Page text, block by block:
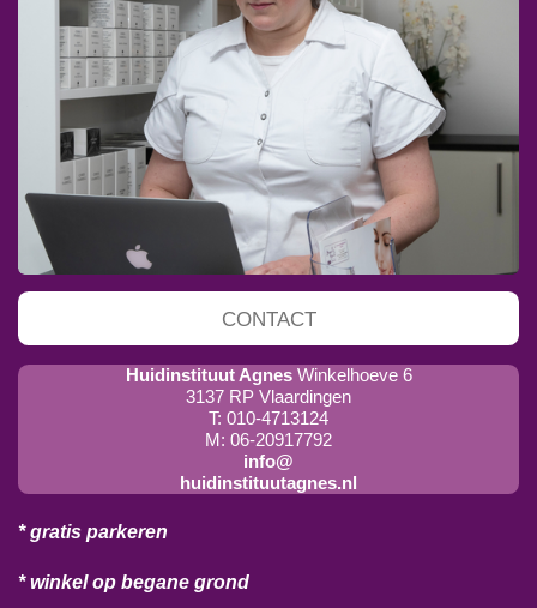
CONTACT
Huidinstituut Agnes Winkelhoeve 6
3137 RP Vlaardingen
T: 010-4713124
M: 06-20917792
info@
huidinstituutagnes.nl
* gratis parkeren
* winkel op begane grond